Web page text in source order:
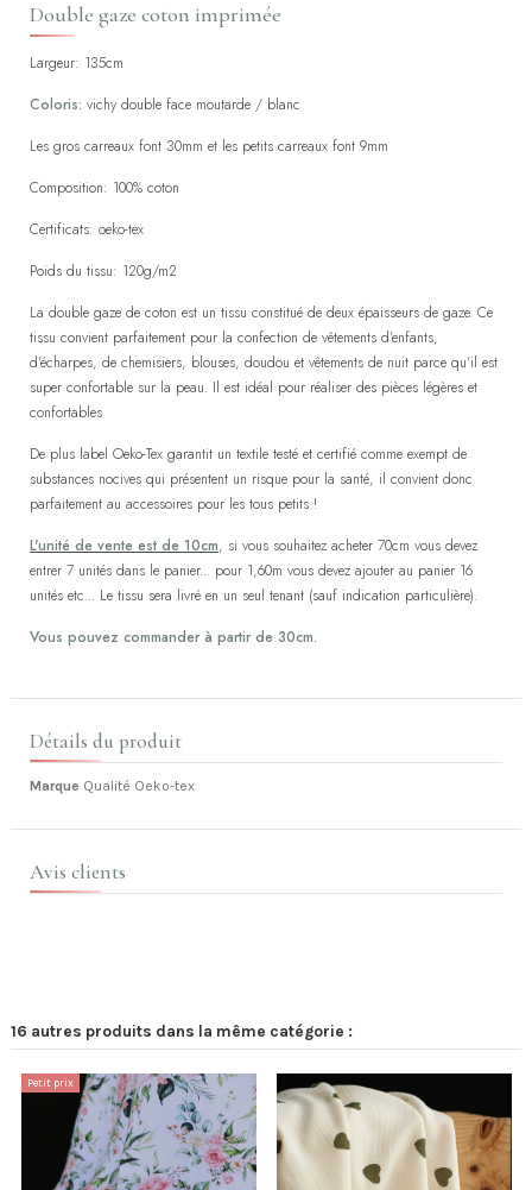
Double gaze coton imprimée
Largeur: 135cm
Coloris: vichy double face moutarde / blanc
Les gros carreaux font 30mm et les petits carreaux font 9mm
Composition: 100% coton
Certificats: oeko-tex
Poids du tissu: 120g/m2
La double gaze de coton est un tissu constitué de deux épaisseurs de gaze. Ce
tissu convient parfaitement pour la confection de vêtements d'enfants,
d'écharpes, de chemisiers, blouses, doudou et vêtements de nuit parce qu'il est
super confortable sur la peau. Il est idéal pour réaliser des pièces légères et
confortables
De plus label Oeko-Tex garantit un textile testé et certifié comme exempt de
substances nocives qui présentent un risque pour la santé, il convient donc
parfaitement au accessoires pour les tous petits !
L'unité de vente est de 10cm, si vous souhaitez acheter 70cm vous devez
entrer 7 unités dans le panier... pour 1,60m vous devez ajouter au panier 16
unités etc... Le tissu sera livré en un seul tenant (sauf indication particulière).
Vous pouvez commander à partir de 30cm.
Détails du produit
Marque Qualité Oeko-tex
Avis clients
16 autres produits dans la même catégorie :
Petit prix